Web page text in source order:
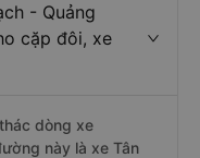
- Quảng
cặp đôi, xe
dòng xe
này là xe Tân